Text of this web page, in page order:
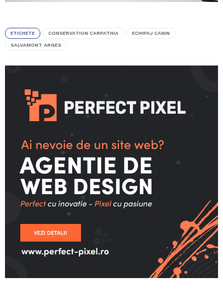
ETICHETE CONSERVATION CARPATHIA ECHIPAJ CANIN
SALVAMONT ARGES